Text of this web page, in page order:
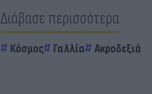
Διάβασε περισσότερα
Κόσμος Γαλλία Ακροδεξιά